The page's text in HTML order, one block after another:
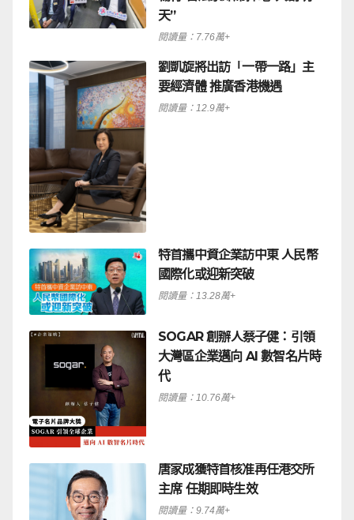
天”
閱讀量：7.76萬+
劉凱旋將出訪「一帶一路」主
要經濟體 推廣香港機遇
閱讀量：12.9萬+
特首攜中資企業訪中東 人民幣
國際化或迎新突破
閱讀量：13.28萬+
SOGAR 創辦人蔡子健：引領
大灣區企業邁向 AI 數智名片時
代
閱讀量：10.76萬+
唐家成獲特首核准再任港交所
主席 任期即時生效
閱讀量：9.74萬+